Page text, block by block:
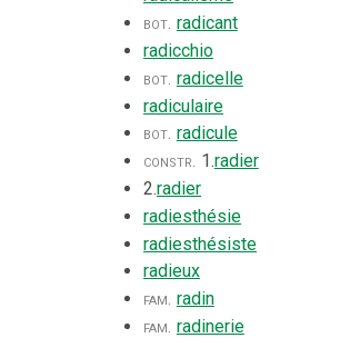
bot. radicant
radicchio
bot. radicelle
radiculaire
bot. radicule
constr. 1.radier
2.radier
radiesthésie
radiesthésiste
radieux
fam. radin
fam. radinerie